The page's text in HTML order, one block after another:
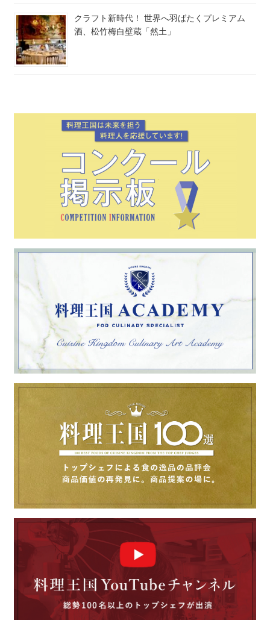
クラフト新時代！ 世界へ羽ばたくプレミアム
酒、松竹梅白壁蔵「然土」